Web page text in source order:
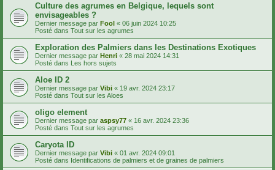
Culture des agrumes en Belgique, lequels sont
envisageables ?
Dernier message par Fool « 06 juin 2024 10:25
Posté dans Tout sur les agrumes
Exploration des Palmiers dans les Destinations Exotiques
Dernier message par Henri « 28 mai 2024 14:31
Posté dans Les hors sujets
Aloe ID 2
Dernier message par Vibi « 19 avr. 2024 23:17
Posté dans Tout sur les Aloes
oligo element
Dernier message par aspsy77 « 16 avr. 2024 23:36
Posté dans Tout sur les agrumes
Caryota ID
Dernier message par Vibi « 01 avr. 2024 09:01
Posté dans Identifications de palmiers et de graines de palmiers